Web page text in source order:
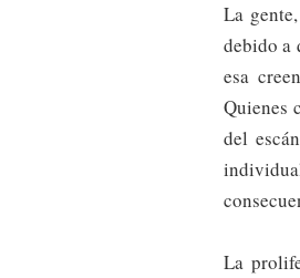
La
debido a
esa
Quienes
del
La